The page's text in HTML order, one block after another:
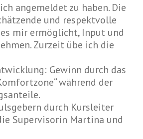
angemeldet zu haben. Die
und respektvolle
mir ermöglicht, Input und
Zurzeit übe ich die
Gewinn durch das
während der
durch Kursleiter
Supervisorin Martina und